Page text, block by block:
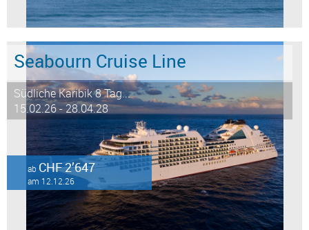
Seabourn Cruise Line
Südliche Karibik 8 Tag...
15.02.26 - 28.04.28
ab CHF 2’647
am 12.12.26